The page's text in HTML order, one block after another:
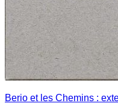
Berio et les Chemins :